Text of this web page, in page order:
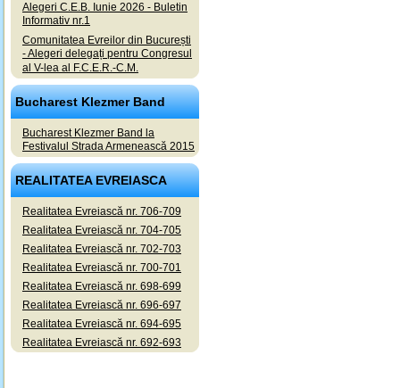
Alegeri C.E.B. Iunie 2026 - Buletin
Informativ nr.1
Comunitatea Evreilor din București
- Alegeri delegați pentru Congresul
al V-lea al F.C.E.R.-C.M.
Bucharest Klezmer Band
Bucharest Klezmer Band la
Festivalul Strada Armenească 2015
REALITATEA EVREIASCA
Realitatea Evreiască nr. 706-709
Realitatea Evreiască nr. 704-705
Realitatea Evreiască nr. 702-703
Realitatea Evreiască nr. 700-701
Realitatea Evreiască nr. 698-699
Realitatea Evreiască nr. 696-697
Realitatea Evreiască nr. 694-695
Realitatea Evreiască nr. 692-693